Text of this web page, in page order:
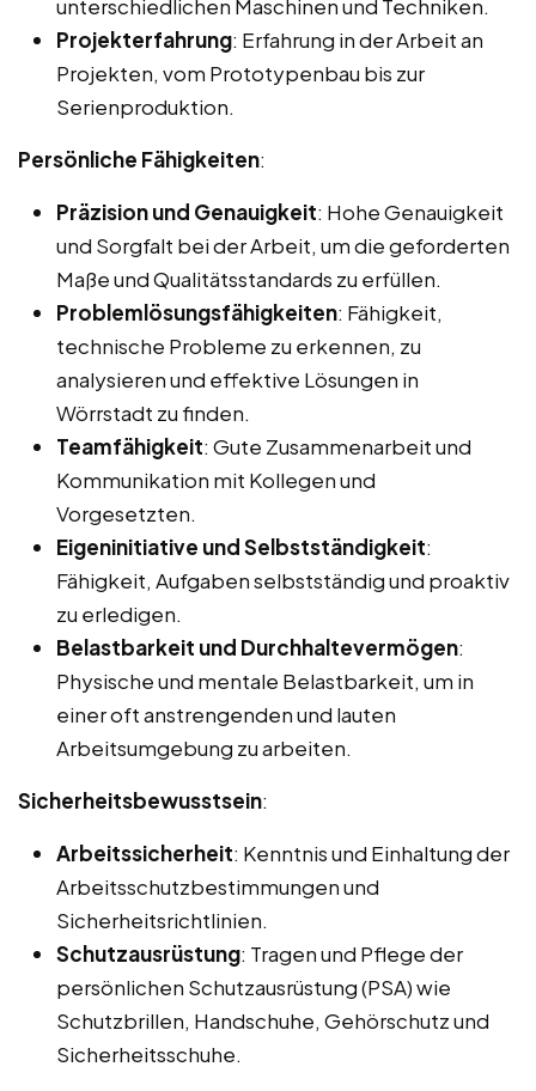
unterschiedlichen Maschinen und Techniken.
Projekterfahrung: Erfahrung in der Arbeit an
Projekten, vom Prototypenbau bis zur
Serienproduktion.
Persönliche Fähigkeiten:
Präzision und Genauigkeit: Hohe Genauigkeit
und Sorgfalt bei der Arbeit, um die geforderten
Maße und Qualitätsstandards zu erfüllen.
Problemlösungsfähigkeiten: Fähigkeit,
technische Probleme zu erkennen, zu
analysieren und effektive Lösungen in
Wörrstadt zu finden.
Teamfähigkeit: Gute Zusammenarbeit und
Kommunikation mit Kollegen und
Vorgesetzten.
Eigeninitiative und Selbstständigkeit:
Fähigkeit, Aufgaben selbstständig und proaktiv
zu erledigen.
Belastbarkeit und Durchhaltevermögen:
Physische und mentale Belastbarkeit, um in
einer oft anstrengenden und lauten
Arbeitsumgebung zu arbeiten.
Sicherheitsbewusstsein:
Arbeitssicherheit: Kenntnis und Einhaltung der
Arbeitsschutzbestimmungen und
Sicherheitsrichtlinien.
Schutzausrüstung: Tragen und Pflege der
persönlichen Schutzausrüstung (PSA) wie
Schutzbrillen, Handschuhe, Gehörschutz und
Sicherheitsschuhe.